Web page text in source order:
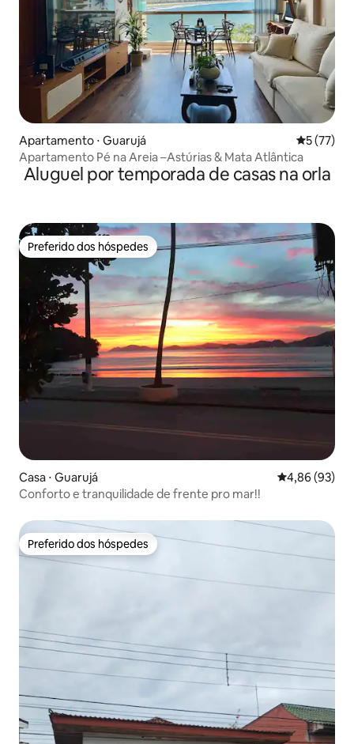
Apartamento ⋅ Guarujá 5 de uma
5 (77)
Apartamento Pé na Areia –Astúrias & Mata Atlântica
Aluguel por temporada de casas na orla
Preferido dos hóspedes
Preferido dos hóspedes
Casa ⋅ Guarujá 4,86 de uma
4,86 (93)
Conforto e tranquilidade de frente pro mar!!
Preferido dos hóspedes
Preferido dos hóspedes